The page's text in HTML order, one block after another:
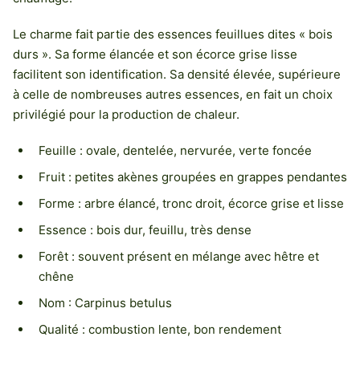
Le charme fait partie des essences feuillues dites « bois
durs ». Sa forme élancée et son écorce grise lisse
facilitent son identification. Sa densité élevée, supérieure
à celle de nombreuses autres essences, en fait un choix
privilégié pour la production de chaleur.
Feuille : ovale, dentelée, nervurée, verte foncée
Fruit : petites akènes groupées en grappes pendantes
Forme : arbre élancé, tronc droit, écorce grise et lisse
Essence : bois dur, feuillu, très dense
Forêt : souvent présent en mélange avec hêtre et
chêne
Nom : Carpinus betulus
Qualité : combustion lente, bon rendement